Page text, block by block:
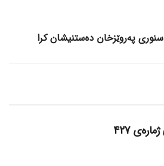
په‌روێزخان ده‌ستنیشان کرا
427